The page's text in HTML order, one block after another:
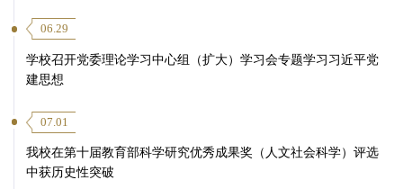
06.29
学校召开党委理论学习中心组（扩大）学习会专题学习习近平党
建思想
07.01
我校在第十届教育部科学研究优秀成果奖（人文社会科学）评选
中获历史性突破